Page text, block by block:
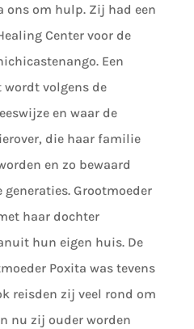
ons om hulp. Zij had een
Center voor de
Een
volgens de
en waar de
die haar familie
en zo bewaard
Grootmoeder
haar dochter
hun eigen huis. De
Poxita was tevens
reisden zij veel rond om
nu zij ouder worden